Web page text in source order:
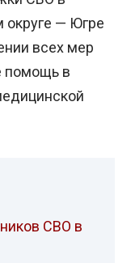
— Югре
всех мер
помощь в
СВО в